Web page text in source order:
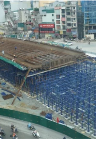
đồng loạt tiêm
trẻ dưới 9
các trạm y tế trên địa
khai tiêm vaccine